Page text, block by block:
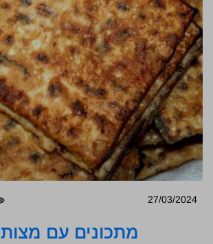
27/03/2024
מתכונים עם מצות